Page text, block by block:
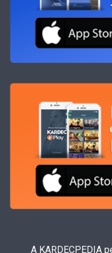
A KARDECPEDIA